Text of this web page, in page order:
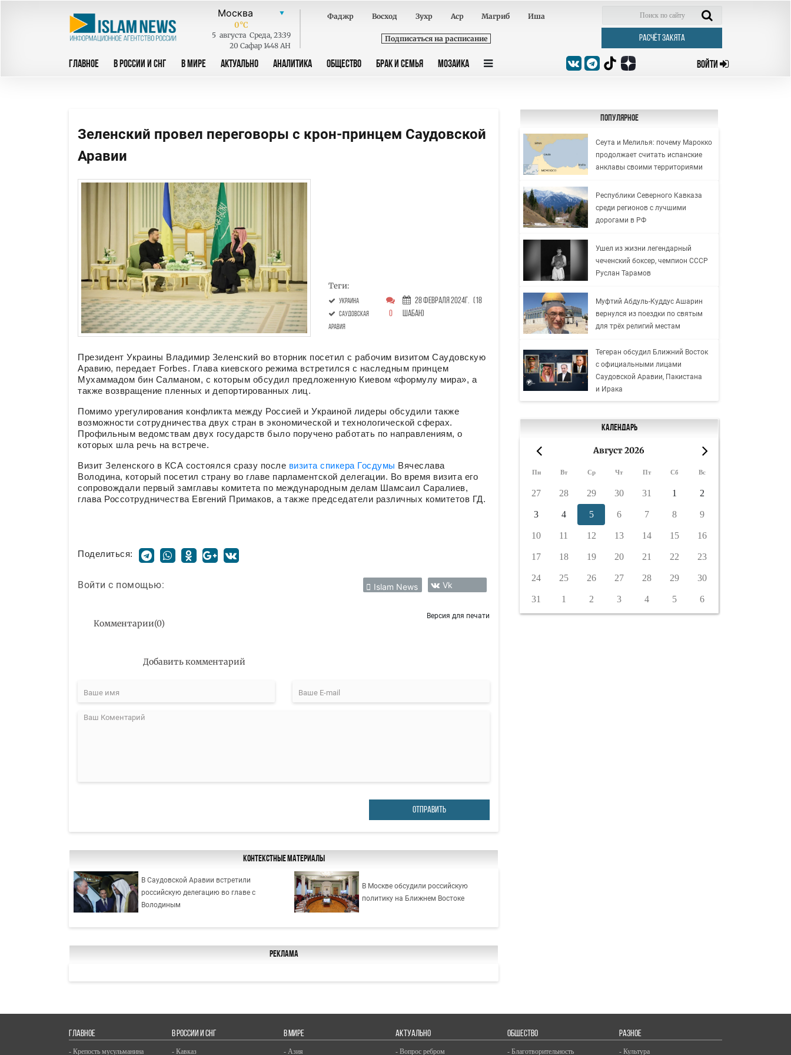
0°C
5 августа Среда, 23:39
20 Сафар 1448 AH
Фаджр Восход Зухр Аср Магриб Иша
Подписаться на расписание РАСЧЁТ ЗАКЯТА
ГЛАВНОЕ В РОССИИ И СНГ В МИРЕ АКТУАЛЬНО АНАЛИТИКА ОБЩЕСТВО БРАК И СЕМЬЯ МОЗАИКА ВОЙТИ
Зеленский провел переговоры с крон-принцем Саудовской
Аравии
Теги:
украина
саудовская
аравия
0
28 Февраля 2024г. (18
Шабан)
Президент Украины Владимир Зеленский во вторник посетил с рабочим визитом Саудовскую
Аравию, передает Forbes. Глава киевского режима встретился с наследным принцем
Мухаммадом бин Салманом, с которым обсудил предложенную Киевом «формулу мира», а
также возвращение пленных и депортированных лиц.
Помимо урегулирования конфликта между Россией и Украиной лидеры обсудили также
возможности сотрудничества двух стран в экономической и технологической сферах.
Профильным ведомствам двух государств было поручено работать по направлениям, о
которых шла речь на встрече.
Визит Зеленского в КСА состоялся сразу после визита спикера Госдумы Вячеслава
Володина, который посетил страну во главе парламентской делегации. Во время визита его
сопровождали первый замглавы комитета по международным делам Шамсаил Саралиев,
глава Россотрудничества Евгений Примаков, а также председатели различных комитетов ГД.
Поделиться:
Войти с помощью: Islam News Vk
Комментарии(0)
Версия для печати
Добавить комментарий
ОТПРАВИТЬ
Контекстные материалы
В Саудовской Аравии встретили
российскую делегацию во главе с
Володиным
В Москве обсудили российскую
политику на Ближнем Востоке
Реклама
Популярное
Сеута и Мелилья: почему Марокко
продолжает считать испанские
анклавы своими территориями
Республики Северного Кавказа
среди регионов с лучшими
дорогами в РФ
Ушел из жизни легендарный
чеченский боксер, чемпион СССР
Руслан Тарамов
Муфтий Абдуль-Куддус Ашарин
вернулся из поездки по святым
для трёх религий местам
Тегеран обсудил Ближний Восток
с официальными лицами
Саудовской Аравии, Пакистана
и Ирака
Календарь
Август 2026
Пн Вт Ср Чт Пт Сб Вс
27 28 29 30 31 1 2
3 4 5 6 7 8 9
10 11 12 13 14 15 16
17 18 19 20 21 22 23
24 25 26 27 28 29 30
31 1 2 3 4 5 6
ГЛАВНОЕ
- Крепость мусульманина
В РОССИИ И СНГ
- Кавказ
В МИРЕ
- Азия
АКТУАЛЬНО
- Вопрос ребром
ОБЩЕСТВО
- Благотворительность
РАЗНОЕ
- Культура